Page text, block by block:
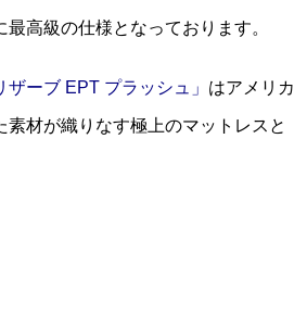
高級の仕様となっております。
ザーブ EPT プラッシュ」 はアメリカ
材が織りなす極上のマットレスと